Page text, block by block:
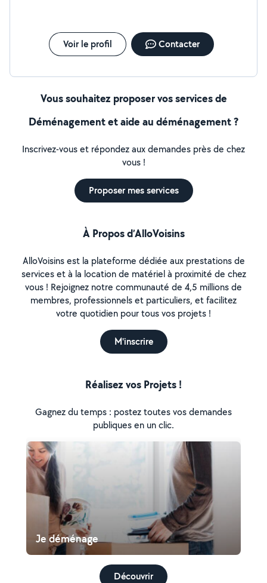
Voir le profil Contacter
Vous souhaitez proposer vos services de
Déménagement et aide au déménagement ?
Inscrivez-vous et répondez aux demandes près de chez
vous !
Proposer mes services
À Propos d’AlloVoisins
AlloVoisins est la plateforme dédiée aux prestations de
services et à la location de matériel à proximité de chez
vous ! Rejoignez notre communauté de 4,5 millions de
membres, professionnels et particuliers, et facilitez
votre quotidien pour tous vos projets !
M'inscrire
Réalisez vos Projets !
Gagnez du temps : postez toutes vos demandes
publiques en un clic.
Je déménage
Découvrir